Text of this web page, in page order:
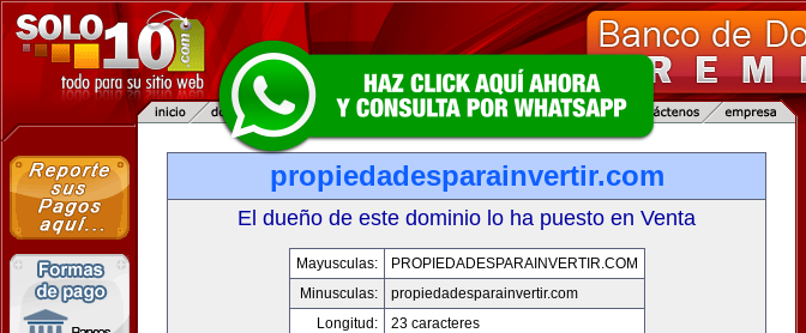
propiedadesparainvertir.com
El dueño de este dominio lo ha puesto en Venta
Mayusculas:
PROPIEDADESPARAINVERTIR.COM
Minusculas:
propiedadesparainvertir.com
Longitud:
23 caracteres